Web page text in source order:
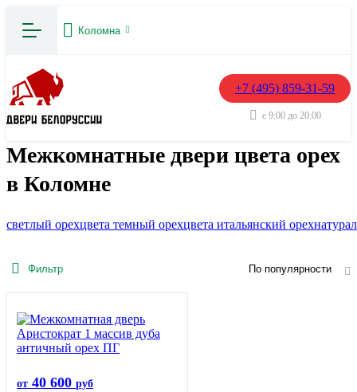
Коломна
+7 (495) 859-31-59
с 9:00 до 20:00
Межкомнатные двери цвета орех
в Коломне
светлый орехцвета темный орехцвета итальянский орех
Фильтр По популярности
от 40 600 руб